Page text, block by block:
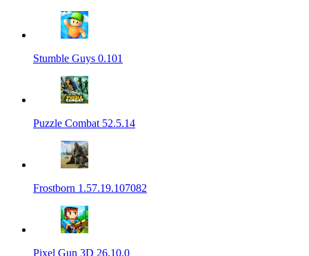
Stumble Guys 0.101
Puzzle Combat 52.5.14
Frostborn 1.57.19.107082
Pixel Gun 3D 26.10.0